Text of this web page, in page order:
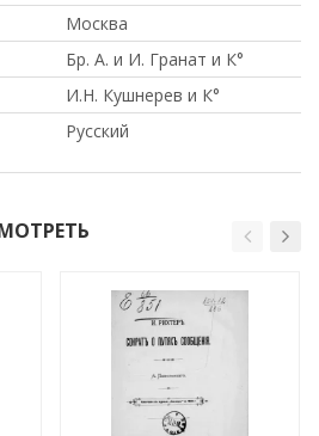
Москва
Бр. А. и И. Гранат и К°
И.Н. Кушнерев и К°
Русский